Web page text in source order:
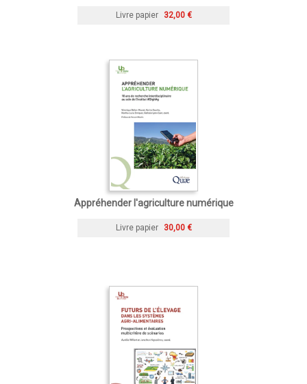
Livre papier 32,00 €
Appréhender l'agriculture numérique
Livre papier 30,00 €